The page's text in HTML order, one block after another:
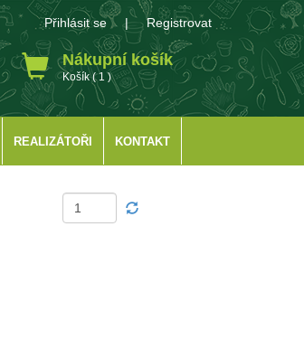
Přihlásit se | Registrovat
Nákupní košík
Košík ( 1 )
REALIZÁTOŘI KONTAKT